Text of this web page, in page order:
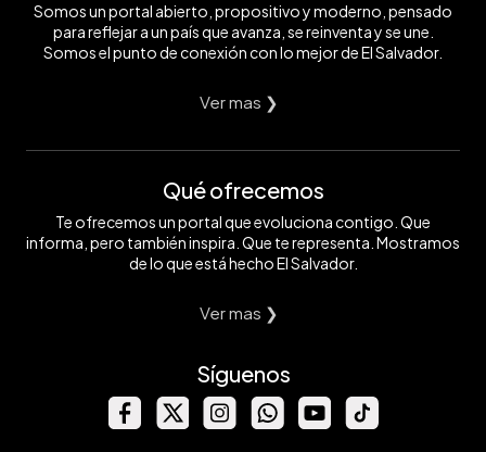
Somos un portal abierto, propositivo y moderno, pensado
para reflejar a un país que avanza, se reinventa y se une.
Somos el punto de conexión con lo mejor de El Salvador.
Ver mas ❯
Qué ofrecemos
Te ofrecemos un portal que evoluciona contigo. Que
informa, pero también inspira. Que te representa. Mostramos
de lo que está hecho El Salvador.
Ver mas ❯
Síguenos